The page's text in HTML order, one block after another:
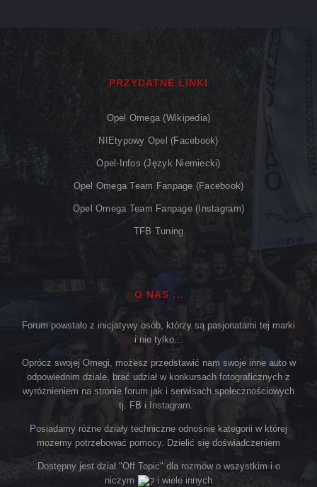
PRZYDATNE LINKI
Opel Omega (Wikipedia)
NIEtypowy Opel (Facebook)
Opel-Infos (język Niemiecki)
Opel Omega Team Fanpage (Facebook)
Opel Omega Team Fanpage (Instagram)
TFB Tuning
O NAS ...
Forum powstało z inicjatywy osób, którzy są pasjonatami tej marki
i nie tylko...
Oprócz swojej Omegi, możesz przedstawić nam swoje inne auto w
odpowiednim dziale, brać udział w konkursach fotograficznych z
wyróżnieniem na stronie forum jak i serwisach społecznościowych
tj. FB i Instagram.
Posiadamy różne działy techniczne odnośnie kategorii w której
możemy potrzebować pomocy. Dzielić się doświadczeniem
Dostępny jest dział "Off Topic" dla rozmów o wszystkim i o
niczym
i wiele innych